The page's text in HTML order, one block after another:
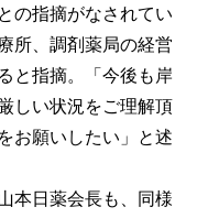
の指摘がなされてい
所、調剤薬局の経営
と指摘。「今後も岸
しい状況をご理解頂
お願いしたい」と述
本日薬会長も、同様